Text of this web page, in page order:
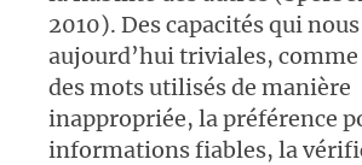
2010). Des capacités qui
aujourd’hui triviales,
des mots utilisés de manière
inappropriée, la préférence
informations fiables, la